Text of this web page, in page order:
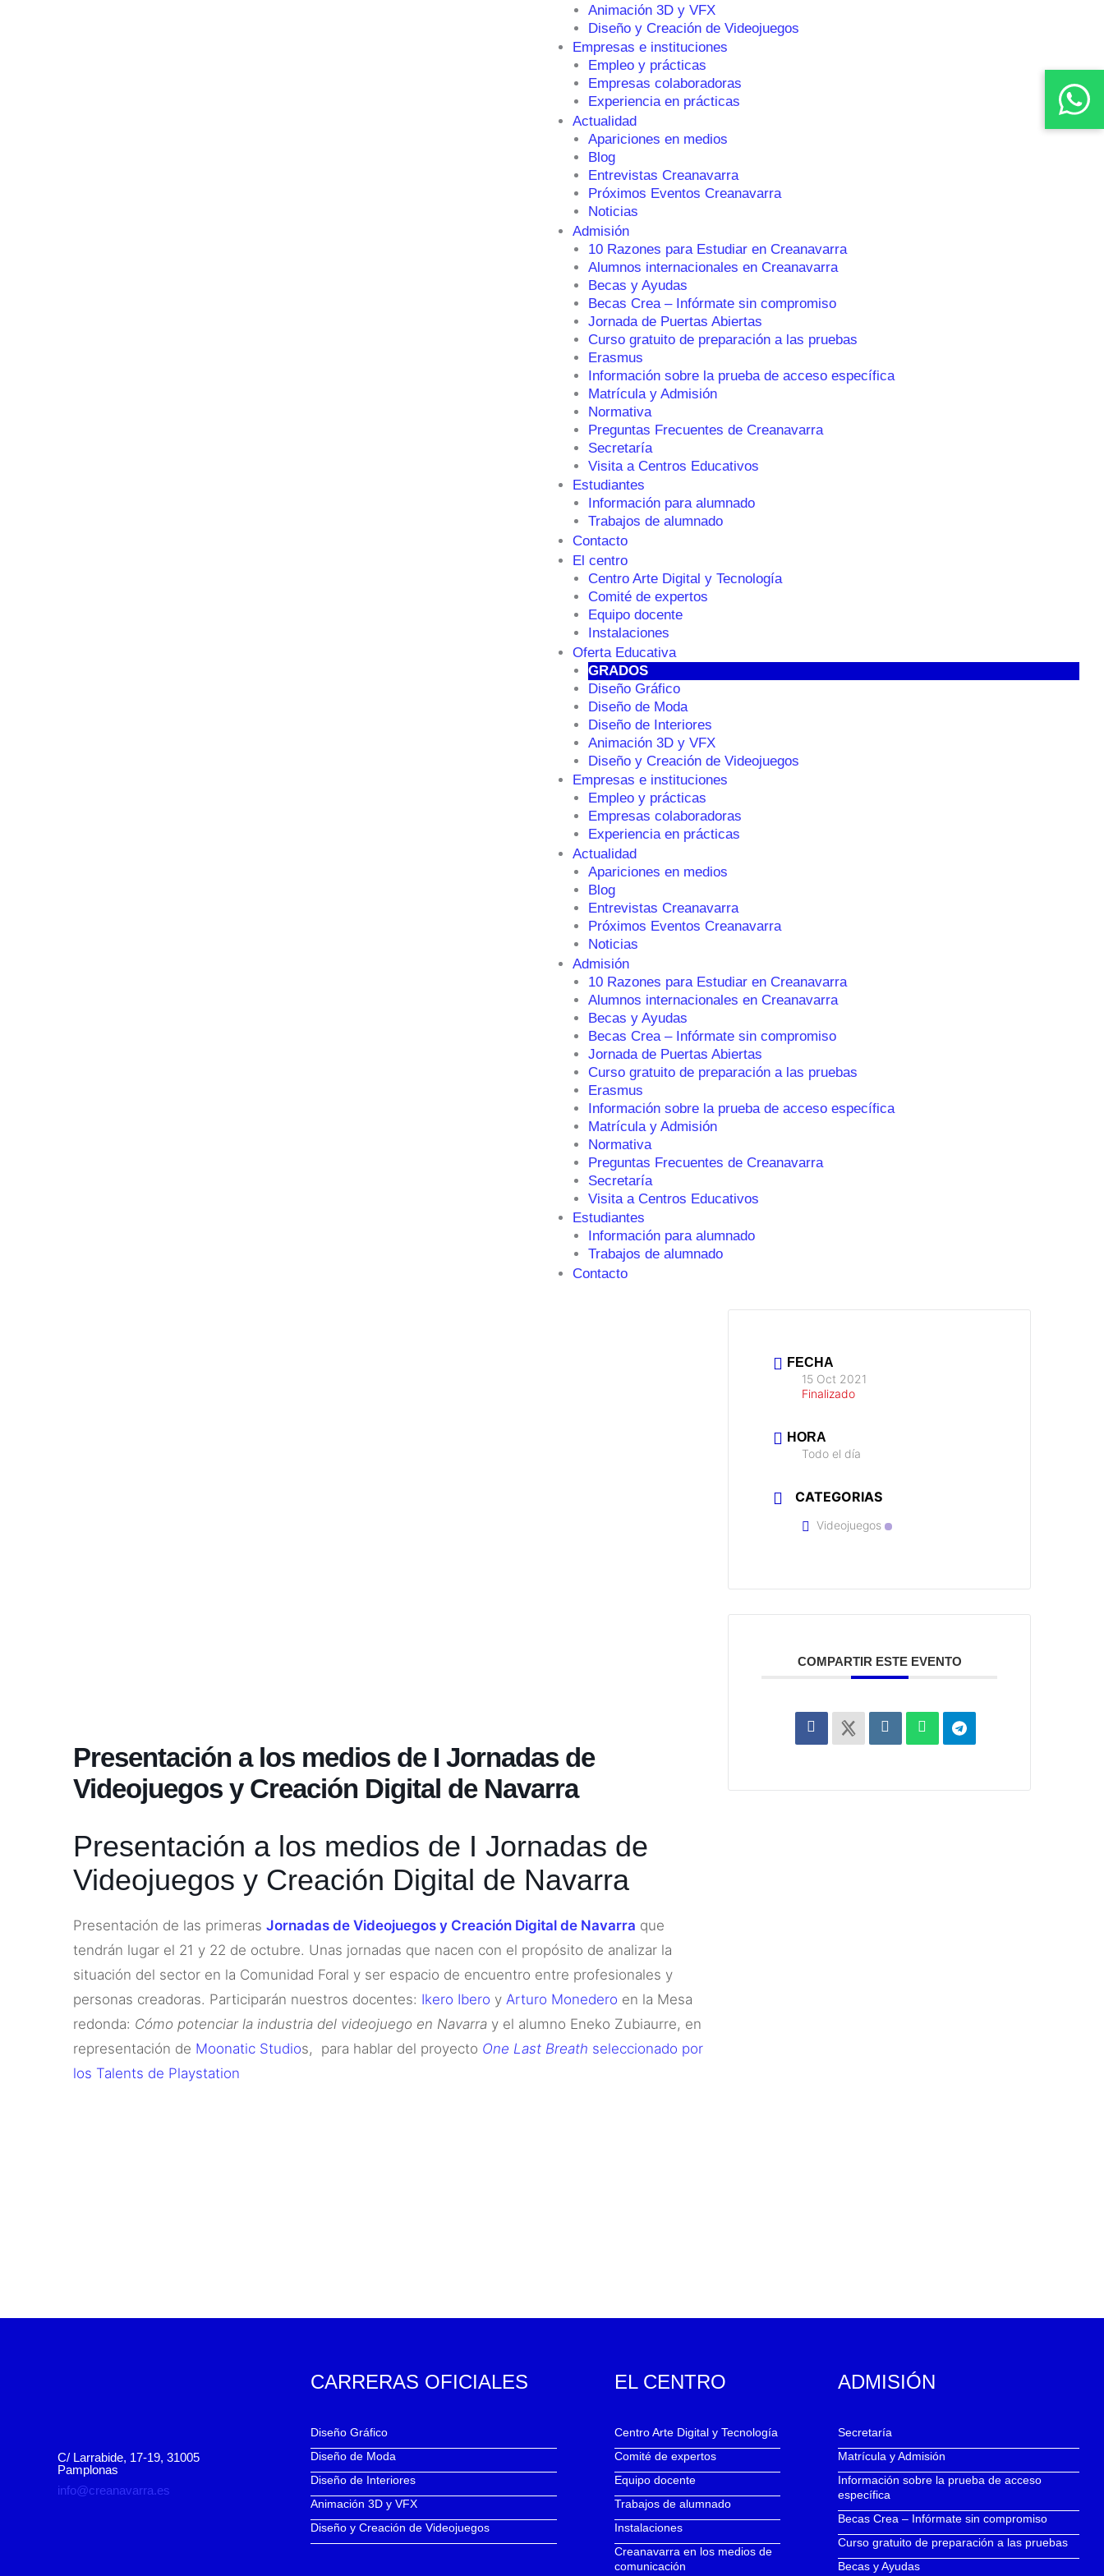
Animación 3D y VFX
Diseño y Creación de Videojuegos
Empresas e instituciones
Empleo y prácticas
Empresas colaboradoras
Experiencia en prácticas
Actualidad
Apariciones en medios
Blog
Entrevistas Creanavarra
Próximos Eventos Creanavarra
Noticias
Admisión
10 Razones para Estudiar en Creanavarra
Alumnos internacionales en Creanavarra
Becas y Ayudas
Becas Crea – Infórmate sin compromiso
Jornada de Puertas Abiertas
Curso gratuito de preparación a las pruebas
Erasmus
Información sobre la prueba de acceso específica
Matrícula y Admisión
Normativa
Preguntas Frecuentes de Creanavarra
Secretaría
Visita a Centros Educativos
Estudiantes
Información para alumnado
Trabajos de alumnado
Contacto
El centro
Centro Arte Digital y Tecnología
Comité de expertos
Equipo docente
Instalaciones
Oferta Educativa
GRADOS
Diseño Gráfico
Diseño de Moda
Diseño de Interiores
Animación 3D y VFX
Diseño y Creación de Videojuegos
Empresas e instituciones
Empleo y prácticas
Empresas colaboradoras
Experiencia en prácticas
Actualidad
Apariciones en medios
Blog
Entrevistas Creanavarra
Próximos Eventos Creanavarra
Noticias
Admisión
10 Razones para Estudiar en Creanavarra
Alumnos internacionales en Creanavarra
Becas y Ayudas
Becas Crea – Infórmate sin compromiso
Jornada de Puertas Abiertas
Curso gratuito de preparación a las pruebas
Erasmus
Información sobre la prueba de acceso específica
Matrícula y Admisión
Normativa
Preguntas Frecuentes de Creanavarra
Secretaría
Visita a Centros Educativos
Estudiantes
Información para alumnado
Trabajos de alumnado
Contacto
Presentación a los medios de I Jornadas de
Videojuegos y Creación Digital de Navarra
Presentación a los medios de I Jornadas de
Videojuegos y Creación Digital de Navarra
Presentación de las primeras Jornadas de Videojuegos y Creación Digital de Navarra que
tendrán lugar el 21 y 22 de octubre. Unas jornadas que nacen con el propósito de analizar la
situación del sector en la Comunidad Foral y ser espacio de encuentro entre profesionales y
personas creadoras. Participarán nuestros docentes: Ikero Ibero y Arturo Monedero en la Mesa
redonda: Cómo potenciar la industria del videojuego en Navarra y el alumno Eneko Zubiaurre, en
representación de Moonatic Studios, para hablar del proyecto One Last Breath seleccionado por
los Talents de Playstation
FECHA
15 Oct 2021
Finalizado
HORA
Todo el día
CATEGORIAS
Videojuegos
COMPARTIR ESTE EVENTO
C/ Larrabide, 17-19, 31005
Pamplonas
info@creanavarra.es
CARRERAS OFICIALES
Diseño Gráfico
Diseño de Moda
Diseño de Interiores
Animación 3D y VFX
Diseño y Creación de Videojuegos
EL CENTRO
Centro Arte Digital y Tecnología
Comité de expertos
Equipo docente
Trabajos de alumnado
Instalaciones
Creanavarra en los medios de
comunicación
ADMISIÓN
Secretaría
Matrícula y Admisión
Información sobre la prueba de acceso
específica
Becas Crea – Infórmate sin compromiso
Curso gratuito de preparación a las pruebas
Becas y Ayudas